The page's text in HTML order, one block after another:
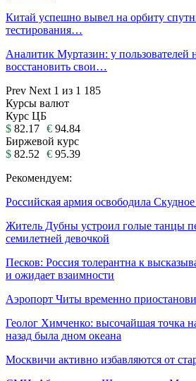
Китай успешно вывел на орбиту
тестирования…
Аналитик Муртазин: у пользователей
восстановить свои…
Prev Next 1 из 1 185
Курсы валют
Курс ЦБ
$ 82.17 € 94.84
Биржевой курс
$ 82.52 € 95.39
Рекомендуем:
Российская армия освободила
Житель Дубны устроил голые танцы
семилетней девочкой
Песков: Россия толерантна к
и ожидает взаимности
Аэропорт Читы временно
Геолог Химченко: высочайшая точка
назад была дном океана
Москвичи активно избавляются от